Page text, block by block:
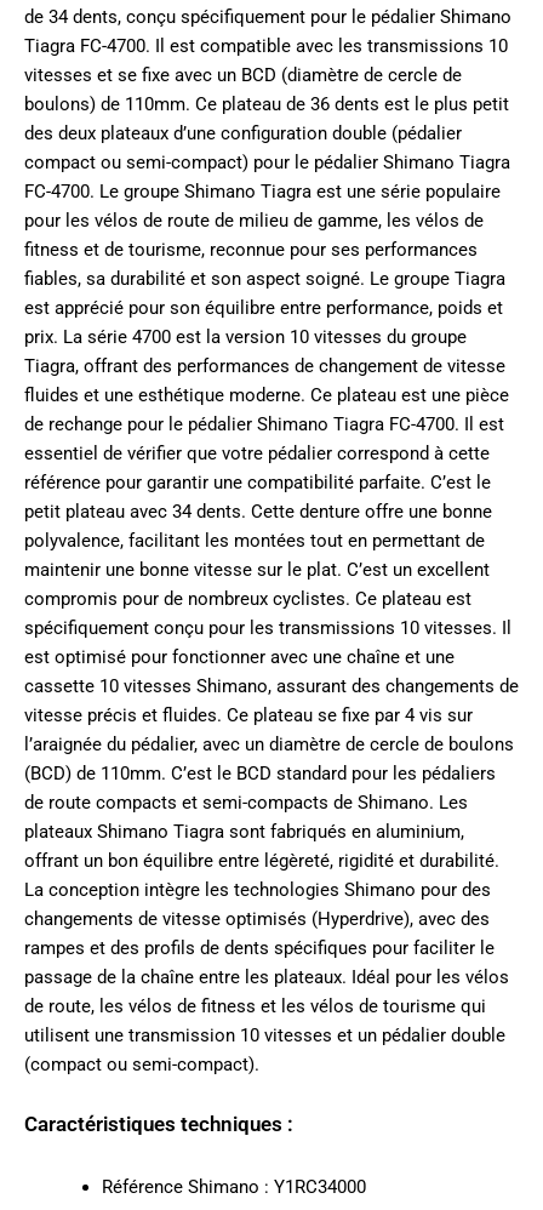
de 34 dents, conçu spécifiquement pour le pédalier Shimano
Tiagra FC-4700. Il est compatible avec les transmissions 10
vitesses et se fixe avec un BCD (diamètre de cercle de
boulons) de 110mm. Ce plateau de 36 dents est le plus petit
des deux plateaux d’une configuration double (pédalier
compact ou semi-compact) pour le pédalier Shimano Tiagra
FC-4700. Le groupe Shimano Tiagra est une série populaire
pour les vélos de route de milieu de gamme, les vélos de
fitness et de tourisme, reconnue pour ses performances
fiables, sa durabilité et son aspect soigné. Le groupe Tiagra
est apprécié pour son équilibre entre performance, poids et
prix. La série 4700 est la version 10 vitesses du groupe
Tiagra, offrant des performances de changement de vitesse
fluides et une esthétique moderne. Ce plateau est une pièce
de rechange pour le pédalier Shimano Tiagra FC-4700. Il est
essentiel de vérifier que votre pédalier correspond à cette
référence pour garantir une compatibilité parfaite. C’est le
petit plateau avec 34 dents. Cette denture offre une bonne
polyvalence, facilitant les montées tout en permettant de
maintenir une bonne vitesse sur le plat. C’est un excellent
compromis pour de nombreux cyclistes. Ce plateau est
spécifiquement conçu pour les transmissions 10 vitesses. Il
est optimisé pour fonctionner avec une chaîne et une
cassette 10 vitesses Shimano, assurant des changements de
vitesse précis et fluides. Ce plateau se fixe par 4 vis sur
l’araignée du pédalier, avec un diamètre de cercle de boulons
(BCD) de 110mm. C’est le BCD standard pour les pédaliers
de route compacts et semi-compacts de Shimano. Les
plateaux Shimano Tiagra sont fabriqués en aluminium,
offrant un bon équilibre entre légèreté, rigidité et durabilité.
La conception intègre les technologies Shimano pour des
changements de vitesse optimisés (Hyperdrive), avec des
rampes et des profils de dents spécifiques pour faciliter le
passage de la chaîne entre les plateaux. Idéal pour les vélos
de route, les vélos de fitness et les vélos de tourisme qui
utilisent une transmission 10 vitesses et un pédalier double
(compact ou semi-compact).
Caractéristiques techniques :
Référence Shimano : Y1RC34000